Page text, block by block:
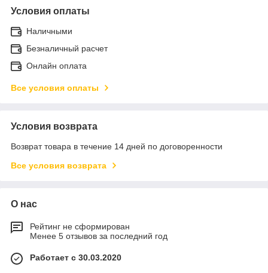
Условия оплаты
Наличными
Безналичный расчет
Онлайн оплата
Все условия оплаты
Условия возврата
Возврат товара в течение 14 дней по договоренности
Все условия возврата
О нас
Рейтинг не сформирован
Менее 5 отзывов за последний год
Работает с 30.03.2020